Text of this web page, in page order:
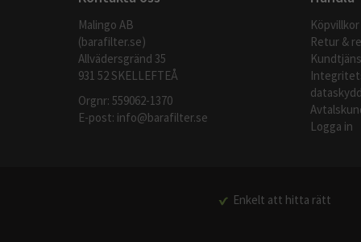
Malingo AB
(barafilter.se)
Allvädersgränd 35
931 52 SKELLEFTEÅ
Orgnr: 559062-1370
E-post: info@barafilter.se
Köpvillkor
Retur &
Logga in
Enkelt att hitta rätt